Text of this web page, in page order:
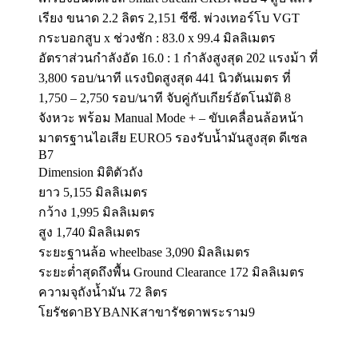
เรียง ขนาด 2.2 ลิตร 2,151 ซีซี. พ่วงเทอร์โบ VGT
กระบอกสูบ x ช่วงชัก : 83.0 x 99.4 มิลลิเมตร
อัตราส่วนกำลังอัด 16.0 : 1 กำลังสูงสุด 202 แรงม้า ที่
3,800 รอบ/นาที แรงบิดสูงสุด 441 นิวตันเมตร ที่
1,750 – 2,750 รอบ/นาที จับคู่กับเกียร์อัตโนมัติ 8
จังหวะ พร้อม Manual Mode + – ขับเคลื่อนล้อหน้า
มาตรฐานไอเสีย EURO5 รองรับน้ำมันสูงสุด ดีเซล
B7
Dimension มิติตัวถัง
ยาว 5,155 มิลลิเมตร
กว้าง 1,995 มิลลิเมตร
สูง 1,740 มิลลิเมตร
ระยะฐานล้อ wheelbase 3,090 มิลลิเมตร
ระยะต่ำสุดถึงพื้น Ground Clearance 172 มิลลิเมตร
ความจุถังน้ำมัน 72 ลิตร
โยรัชดาBYBANKสาขารัชดาพระราม9